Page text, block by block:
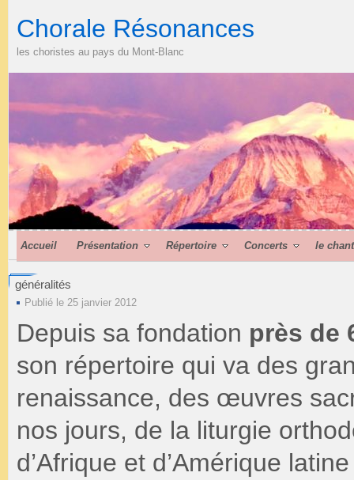
Chorale Résonances
les choristes au pays du Mont-Blanc
Accueil Présentation Répertoire Concerts le
généralités
Publié le 25 janvier 2012
Depuis sa fondation près de
son répertoire qui va des
renaissance, des œuvres
nos jours, de la liturgie
d’Afrique et d’Amérique